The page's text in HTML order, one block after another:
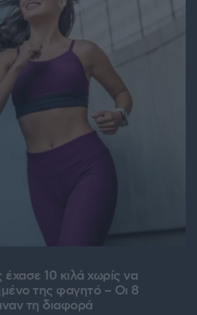
10 κιλά χωρίς να
της φαγητό – Οι 8
τη διαφορά